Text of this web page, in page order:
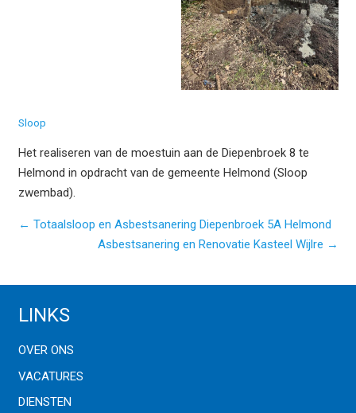
Sloop
Het realiseren van de moestuin aan de Diepenbroek 8 te
Helmond in opdracht van de gemeente Helmond (Sloop
zwembad).
← Totaalsloop en Asbestsanering Diepenbroek 5A Helmond
Asbestsanering en Renovatie Kasteel Wijlre →
LINKS
OVER ONS
VACATURES
DIENSTEN